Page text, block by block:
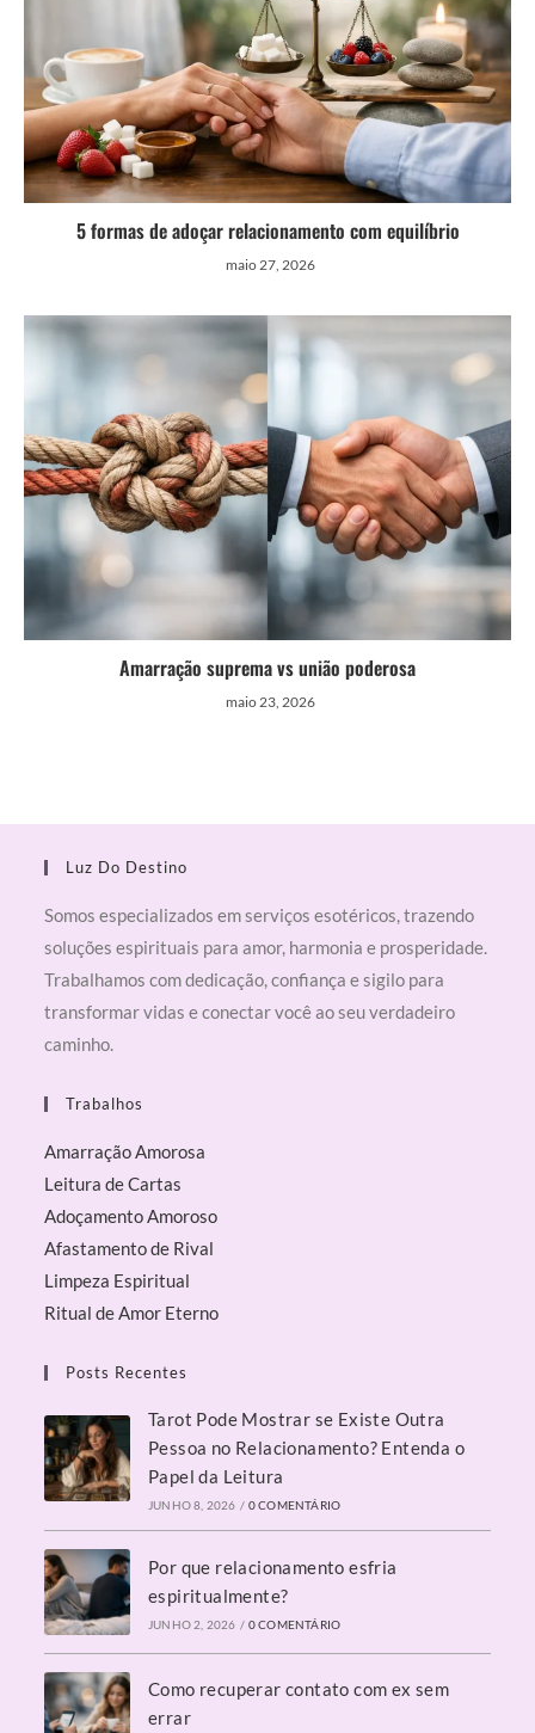
5 formas de adoçar relacionamento com equilíbrio
maio 27, 2026
Amarração suprema vs união poderosa
maio 23, 2026
Luz Do Destino
Somos especializados em serviços esotéricos, trazendo
soluções espirituais para amor, harmonia e prosperidade.
Trabalhamos com dedicação, confiança e sigilo para
transformar vidas e conectar você ao seu verdadeiro
caminho.
Trabalhos
Amarração Amorosa
Leitura de Cartas
Adoçamento Amoroso
Afastamento de Rival
Limpeza Espiritual
Ritual de Amor Eterno
Posts Recentes
Tarot Pode Mostrar se Existe Outra
Pessoa no Relacionamento? Entenda o
Papel da Leitura
JUNHO 8, 2026 / 0 COMENTÁRIO
Por que relacionamento esfria
espiritualmente?
JUNHO 2, 2026 / 0 COMENTÁRIO
Como recuperar contato com ex sem
errar